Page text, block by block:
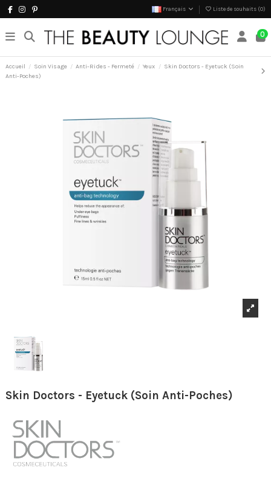
Français Liste de souhaits (0)
0
Accueil Soin Visage Anti-Rides - Fermeté Yeux
Skin Doctors - Eyetuck (Soin
Anti-Poches)
Skin Doctors - Eyetuck (Soin Anti-Poches)